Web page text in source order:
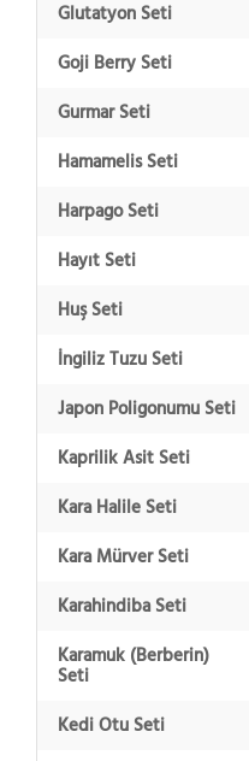
Glutatyon Seti
Goji Berry Seti
Gurmar Seti
Hamamelis Seti
Harpago Seti
Hayıt Seti
Huş Seti
İngiliz Tuzu Seti
Japon Poligonumu Seti
Kaprilik Asit Seti
Kara Halile Seti
Kara Mürver Seti
Karahindiba Seti
Karamuk (Berberin)
Seti
Kedi Otu Seti